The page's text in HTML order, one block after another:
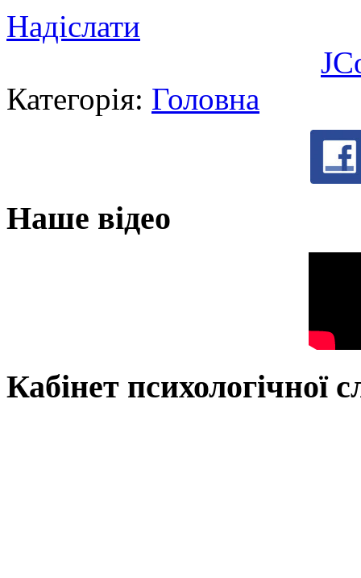
Надіслати
Категорія: Головна
Наше відео
Кабінет психологічної